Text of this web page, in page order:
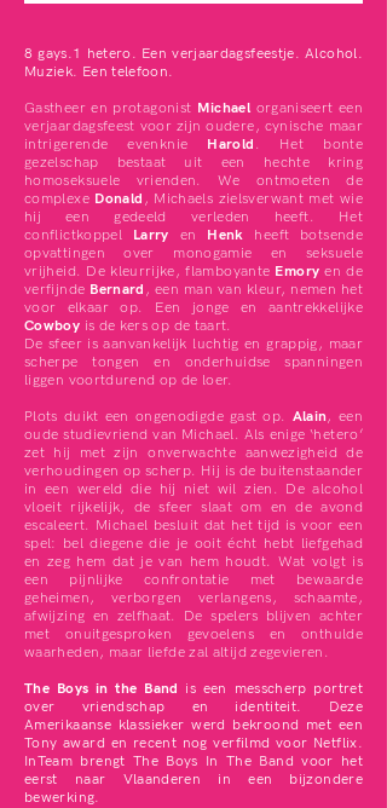
8 gays.1 hetero. Een verjaardagsfeestje. Alcohol.
Muziek. Een telefoon.
Gastheer en protagonist Michael organiseert een
verjaardagsfeest voor zijn oudere, cynische maar
intrigerende evenknie Harold . Het bonte
gezelschap bestaat uit een hechte kring
homoseksuele vrienden. We ontmoeten de
complexe Donald , Michaels zielsverwant met wie
hij een gedeeld verleden heeft. Het
conflictkoppel Larry en Henk heeft botsende
opvattingen over monogamie en seksuele
vrijheid. De kleurrijke, flamboyante Emory en de
verfijnde Bernard , een man van kleur, nemen het
voor elkaar op. Een jonge en aantrekkelijke
Cowboy is de kers op de taart.
De sfeer is aanvankelijk luchtig en grappig, maar
scherpe tongen en onderhuidse spanningen
liggen voortdurend op de loer.
Plots duikt een ongenodigde gast op. Alain, een
oude studievriend van Michael. Als enige ‘hetero’
zet hij met zijn onverwachte aanwezigheid de
verhoudingen op scherp. Hij is de buitenstaander
in een wereld die hij niet wil zien. De alcohol
vloeit rijkelijk, de sfeer slaat om en de avond
escaleert. Michael besluit dat het tijd is voor een
spel: bel diegene die je ooit écht hebt liefgehad
en zeg hem dat je van hem houdt. Wat volgt is
een pijnlijke confrontatie met bewaarde
geheimen, verborgen verlangens, schaamte,
afwijzing en zelfhaat. De spelers blijven achter
met onuitgesproken gevoelens en onthulde
waarheden, maar liefde zal altijd zegevieren.
The Boys in the Band is een messcherp portret
over vriendschap en identiteit. Deze
Amerikaanse klassieker werd bekroond met een
Tony award en recent nog verfilmd voor Netflix.
InTeam brengt The Boys In The Band voor het
eerst naar Vlaanderen in een bijzondere
bewerking.